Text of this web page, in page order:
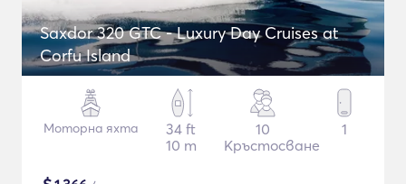
Saxdor 320 GTC - Luxury Day Cruises at
Corfu Island
Моторна яхта
34 ft
10 m
10
Кръстосване
1